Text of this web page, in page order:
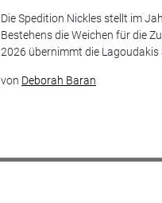
Die Spedition Nickles stellt im
Bestehens die Weichen für die
2026 übernimmt die Lagoudakis
von Deborah Baran